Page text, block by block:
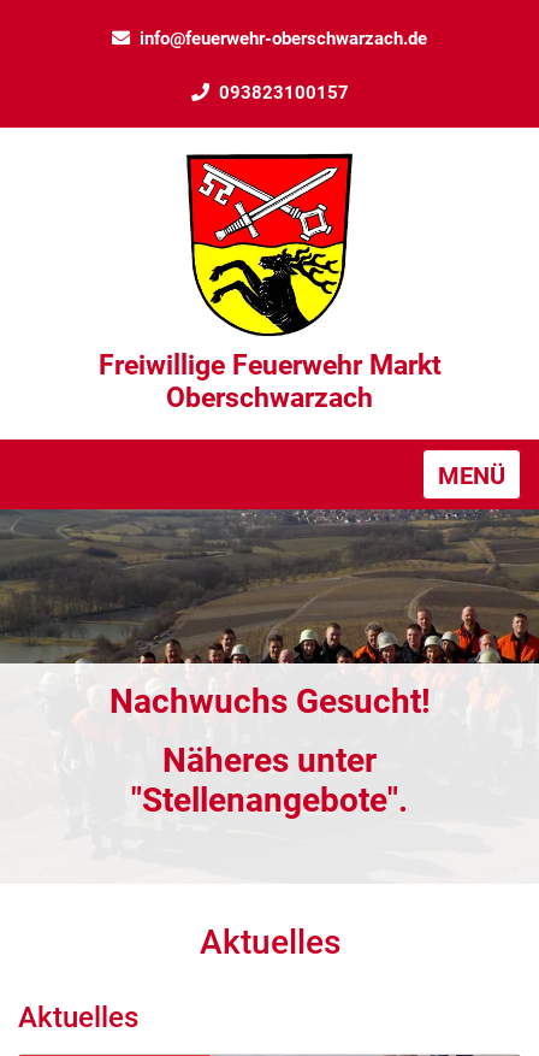
info@feuerwehr-oberschwarzach.de
093823100157
Freiwillige Feuerwehr Markt
Oberschwarzach
MENÜ
Nachwuchs Gesucht!
Näheres unter
"Stellenangebote".
Aktuelles
Aktuelles